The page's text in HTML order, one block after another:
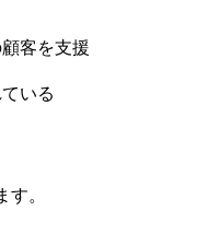
客を支援
いる
。